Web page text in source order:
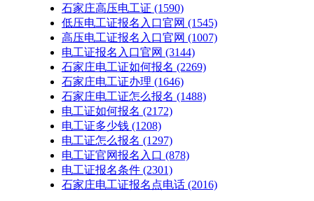
石家庄高压电工证 (1590)
低压电工证报名入口官网 (1545)
高压电工证报名入口官网 (1007)
电工证报名入口官网 (3144)
石家庄电工证如何报名 (2269)
石家庄电工证办理 (1646)
石家庄电工证怎么报名 (1488)
电工证如何报名 (2172)
电工证多少钱 (1208)
电工证怎么报名 (1297)
电工证官网报名入口 (878)
电工证报名条件 (2301)
石家庄电工证报名点电话 (2016)